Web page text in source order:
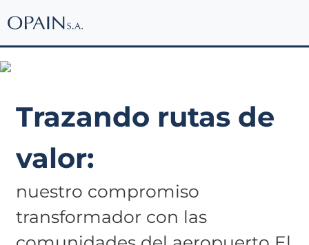
Comunidades
Trazando rutas de
valor:
nuestro compromiso
transformador con las